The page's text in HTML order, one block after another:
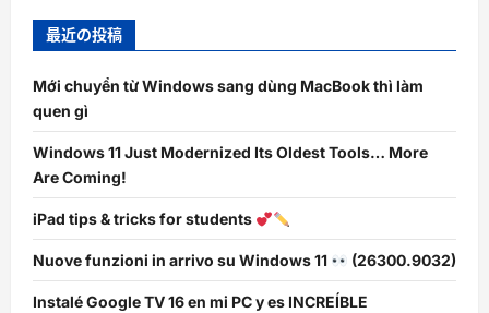
最近の投稿
Mới chuyển từ Windows sang dùng MacBook thì làm
quen gì
Windows 11 Just Modernized Its Oldest Tools… More
Are Coming!
iPad tips & tricks for students
Nuove funzioni in arrivo su Windows 11 (26300.9032)
Instalé Google TV 16 en mi PC y es INCREÍBLE